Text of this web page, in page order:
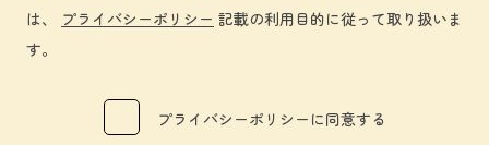
は、 プライバシーポリシー 記載の利用目的に従って取り扱いま
す。
プライバシーポリシーに同意する